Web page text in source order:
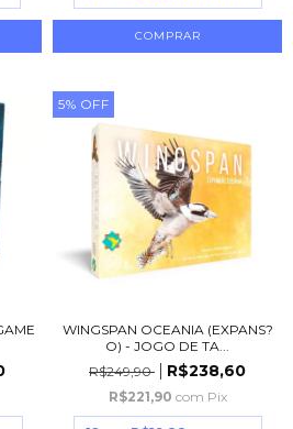
5% OFF
WINGSPAN OCEANIA (EXPANS?
O) - JOGO DE TA...
R$249,90
R$238,60
R$221,90 com Pix